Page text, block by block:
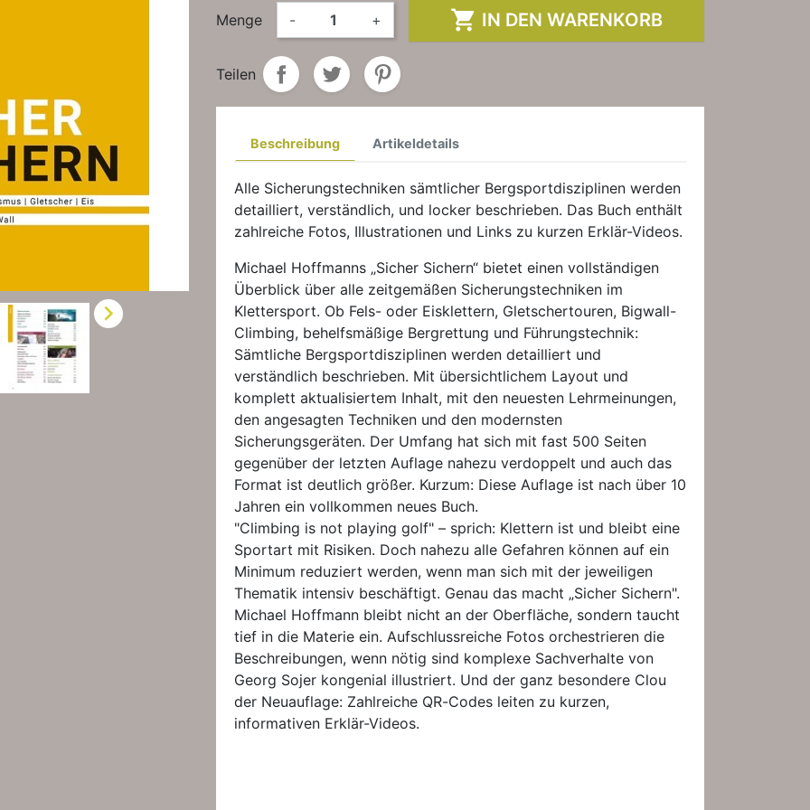

Menge - +  IN DEN WARENKORB
Teilen
Beschreibung Artikeldetails
Alle Sicherungstechniken sämtlicher Bergsportdisziplinen werden
detailliert, verständlich, und locker beschrieben. Das Buch enthält
zahlreiche Fotos, Illustrationen und Links zu kurzen Erklär-Videos.
Michael Hoffmanns „Sicher Sichern“ bietet einen vollständigen
Überblick über alle zeitgemäßen Sicherungstechniken im
Klettersport. Ob Fels- oder Eisklettern, Gletschertouren, Bigwall-
Climbing, behelfsmäßige Bergrettung und Führungstechnik:
Sämtliche Bergsportdisziplinen werden detailliert und
verständlich beschrieben. Mit übersichtlichem Layout und
komplett aktualisiertem Inhalt, mit den neuesten Lehrmeinungen,
den angesagten Techniken und den modernsten
Sicherungsgeräten. Der Umfang hat sich mit fast 500 Seiten
gegenüber der letzten Auflage nahezu verdoppelt und auch das
Format ist deutlich größer. Kurzum: Diese Auflage ist nach über 10
Jahren ein vollkommen neues Buch.
"Climbing is not playing golf" – sprich: Klettern ist und bleibt eine
Sportart mit Risiken. Doch nahezu alle Gefahren können auf ein
Minimum reduziert werden, wenn man sich mit der jeweiligen
Thematik intensiv beschäftigt. Genau das macht „Sicher Sichern".
Michael Hoffmann bleibt nicht an der Oberfläche, sondern taucht
tief in die Materie ein. Aufschlussreiche Fotos orchestrieren die
Beschreibungen, wenn nötig sind komplexe Sachverhalte von
Georg Sojer kongenial illustriert. Und der ganz besondere Clou
der Neuauflage: Zahlreiche QR-Codes leiten zu kurzen,
informativen Erklär-Videos.